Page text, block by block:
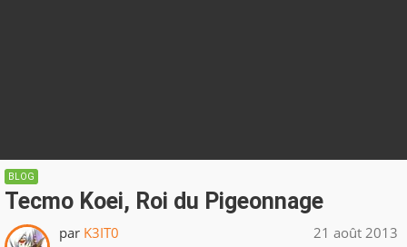
BLOG
Tecmo Koei, Roi du Pigeonnage
par K3IT0 21 août 2013